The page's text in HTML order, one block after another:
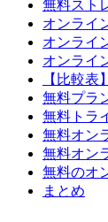
無料スト
オンライ
オンライ
オンライ
【比較
無料プラ
無料トラ
無料オン
無料オン
無料のオ
まとめ